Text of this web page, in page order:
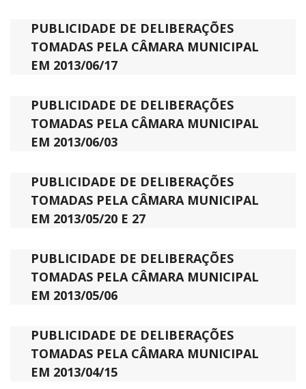
PUBLICIDADE DE DELIBERAÇÕES
TOMADAS PELA CÂMARA MUNICIPAL
EM 2013/06/17
PUBLICIDADE DE DELIBERAÇÕES
TOMADAS PELA CÂMARA MUNICIPAL
EM 2013/06/03
PUBLICIDADE DE DELIBERAÇÕES
TOMADAS PELA CÂMARA MUNICIPAL
EM 2013/05/20 E 27
PUBLICIDADE DE DELIBERAÇÕES
TOMADAS PELA CÂMARA MUNICIPAL
EM 2013/05/06
PUBLICIDADE DE DELIBERAÇÕES
TOMADAS PELA CÂMARA MUNICIPAL
EM 2013/04/15